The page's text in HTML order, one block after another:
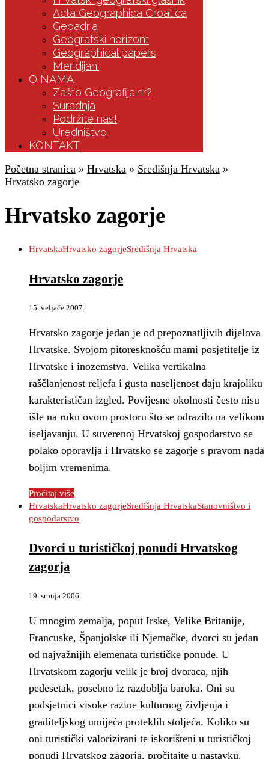
Acta Geographica Croatica
Geoadria
Geografski horizont
Geographical papers
Meridijani
O NAMA
Zašto Geografija.hr?
Suradnja
Podržite nas!
Uredništvo
KONTAKT
Početna stranica » Hrvatska » Središnja Hrvatska »
Hrvatsko zagorje
Hrvatsko zagorje
HrvatskaHrvatsko zagorjeSredišnja Hrvatska
Hrvatsko zagorje
15. veljače 2007.
Hrvatsko zagorje jedan je od prepoznatljivih dijelova
Hrvatske. Svojom pitoresknošću mami posjetitelje iz
Hrvatske i inozemstva. Velika vertikalna
raščlanjenost reljefa i gusta naseljenost daju krajoliku
karakterističan izgled. Povijesne okolnosti često nisu
išle na ruku ovom prostoru što se odrazilo na velikom
iseljavanju. U suverenoj Hrvatskoj gospodarstvo se
polako oporavlja i Hrvatsko se zagorje s pravom nada
boljim vremenima.
Pročitaj više
HrvatskaHrvatsko zagorjeSredišnja HrvatskaStanovništvo i
gospodarstvo
Dvorci u turističkoj ponudi Hrvatskog
zagorja
19. srpnja 2006.
U mnogim zemalja, poput Irske, Velike Britanije,
Francuske, Španjolske ili Njemačke, dvorci su jedan
od najvažnijih elemenata turističke ponude. U
Hrvatskom zagorju velik je broj dvoraca, njih
pedesetak, posebno iz razdoblja baroka. Oni su
podsjetnici visoke razine kulturnog življenja i
graditeljskog umijeća proteklih stoljeća. Koliko su
oni turistički valorizirani te iskorišteni u turističkoj
ponudi Hrvatskog zagorja, pročitajte u nastavku.